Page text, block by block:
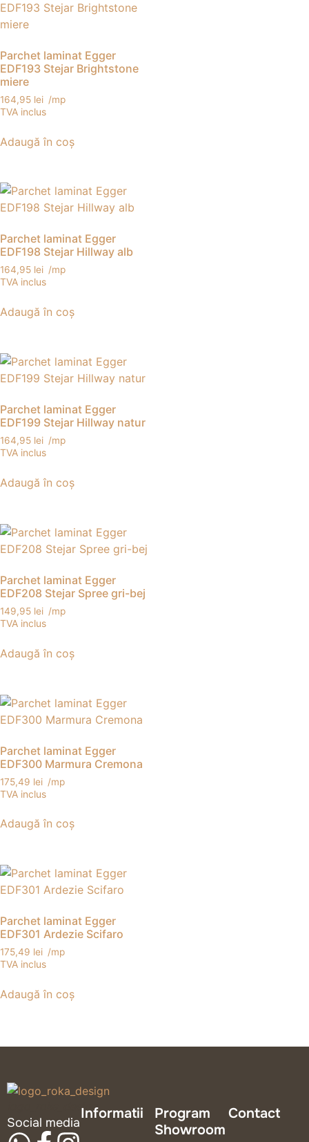
Parchet laminat Egger
EDF193 Stejar Brightstone
miere
164,95 lei /mp
TVA inclus
Adaugă în coș
Parchet laminat Egger
EDF198 Stejar Hillway alb
164,95 lei /mp
TVA inclus
Adaugă în coș
Parchet laminat Egger
EDF199 Stejar Hillway natur
164,95 lei /mp
TVA inclus
Adaugă în coș
Parchet laminat Egger
EDF208 Stejar Spree gri-bej
149,95 lei /mp
TVA inclus
Adaugă în coș
Parchet laminat Egger
EDF300 Marmura Cremona
175,49 lei /mp
TVA inclus
Adaugă în coș
Parchet laminat Egger
EDF301 Ardezie Scifaro
175,49 lei /mp
TVA inclus
Adaugă în coș
logo_roka_design
Social media
Informatii
Program
Showroom
Contact